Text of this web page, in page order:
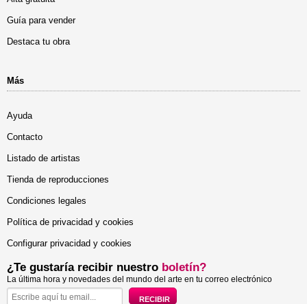
Guía para vender
Destaca tu obra
Más
Ayuda
Contacto
Listado de artistas
Tienda de reproducciones
Condiciones legales
Política de privacidad y cookies
Configurar privacidad y cookies
¿Te gustaría recibir nuestro boletín?
La última hora y novedades del mundo del arte en tu correo electrónico